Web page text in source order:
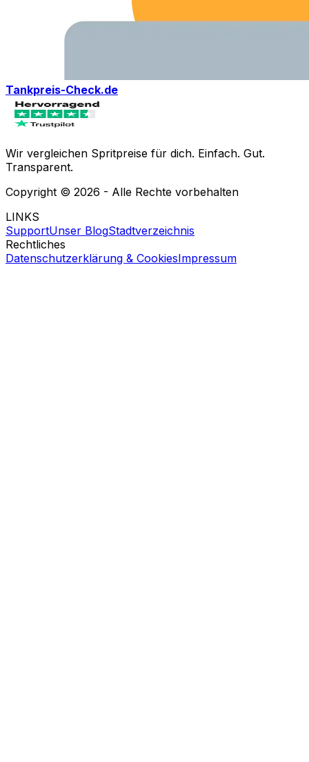
Tankpreis-Check.de
Wir vergleichen Spritpreise für dich. Einfach. Gut.
Transparent.
Copyright © 2026 - Alle Rechte vorbehalten
LINKS
SupportUnser BlogStadtverzeichnis
Rechtliches
Datenschutzerklärung & CookiesImpressum